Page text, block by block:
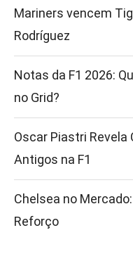
Mariners vencem
Rodríguez
Notas da F1 2026:
no Grid?
Oscar Piastri Revela
Antigos na F1
Chelsea no
Reforço